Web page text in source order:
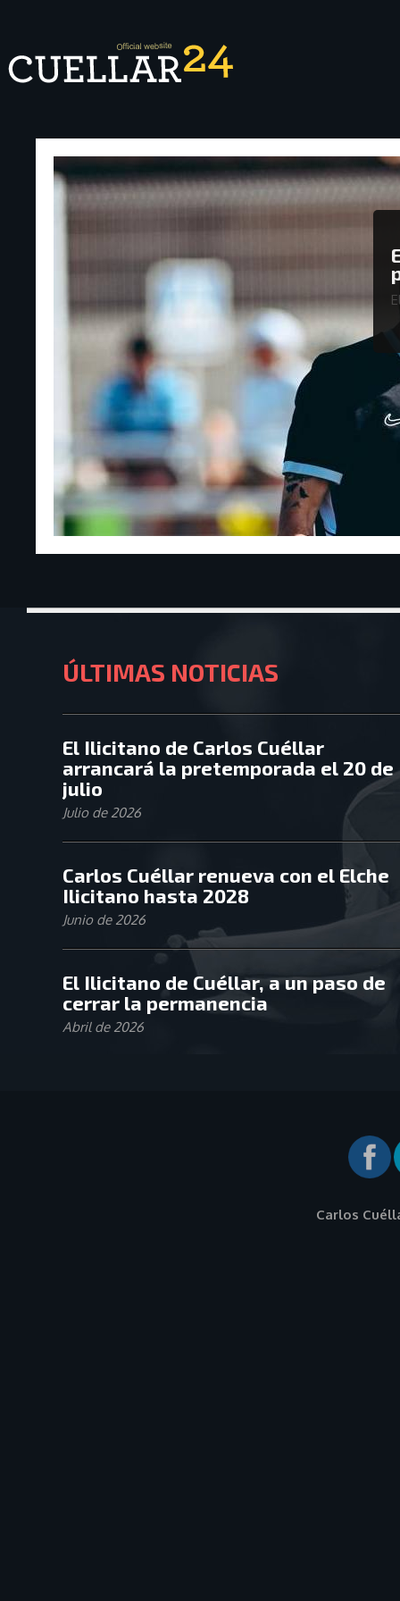
pretemporada el 20 de julio
ÚLTIMAS NOTICIAS
El Ilicitano de Carlos Cuéllar
arrancará la pretemporada el 20 de
julio
Julio de 2026
Carlos Cuéllar renueva con el Elche
Ilicitano hasta 2028
Junio de 2026
El Ilicitano de Cuéllar, a un paso de
cerrar la permanencia
Abril de 2026
Carlos